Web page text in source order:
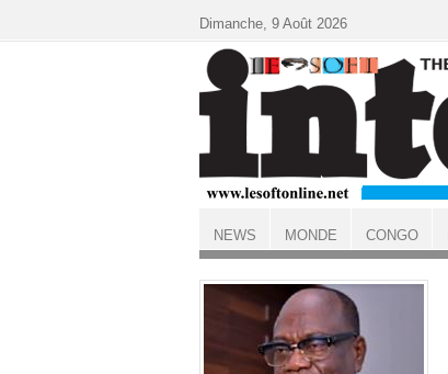
ACCUEIL
Dimanche, 9 Août 2026
NEWS MONDE CONGO